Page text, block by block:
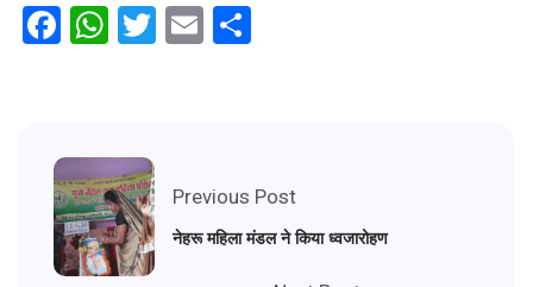
Facebook
WhatsApp
Twitter
Email
Previous Post
नेहरू महिला मंडल ने किया ध्वजारोहण